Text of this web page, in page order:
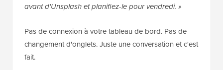
avant d'Unsplash et planifiez-le pour vendredi. »
Pas de connexion à votre tableau de bord. Pas de
changement d'onglets. Juste une conversation et c'est
fait.